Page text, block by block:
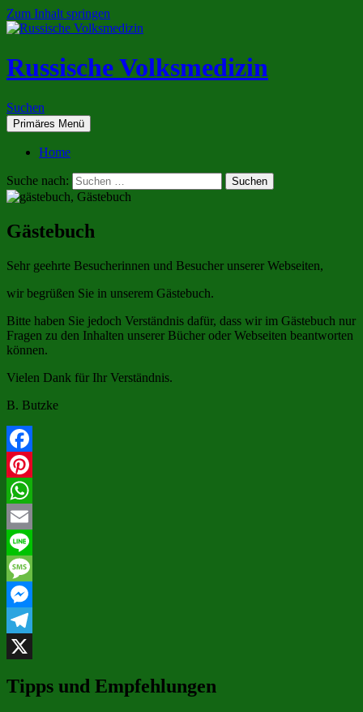
Zum Inhalt springen
Russische Volksmedizin
Suchen
Primäres Menü
Home
Suche nach:
Gästebuch
Sehr geehrte Besucherinnen und Besucher unserer Webseiten,
wir begrüßen Sie in unserem Gästebuch.
Bitte haben Sie jedoch Verständnis dafür, dass wir im Gästebuch nur
Fragen zu den Inhalten unserer Bücher oder Webseiten beantworten
können.
Vielen Dank für Ihr Verständnis.
B. Butzke
Facebook
Pinterest
WhatsApp
Email
Line
Message
Messenger
Telegram
Tipps und Empfehlungen